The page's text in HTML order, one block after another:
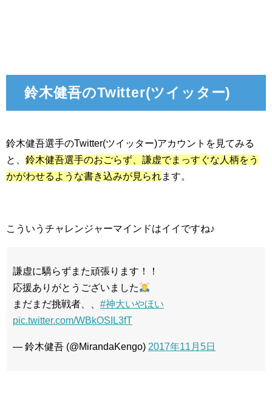
鈴木健吾のTwitter(ツイッター)
鈴木健吾選手のTwitter(ツイッター)アカウントを見てみる
と、 鈴木健吾選手のおごらず、謙虚でまっすぐな人柄をう
かがわせるような書き込みが見られます。
こういうチャレンジャーマインドはイイですね♪
謙虚に驕らずまた頑張ります！！
応援ありがとうございました
まだまだ挑戦者、、 #神大いやほい
pic.twitter.com/WBkOSIL3fT
— 鈴木健吾 (@MirandaKengo) 2017年11月5日